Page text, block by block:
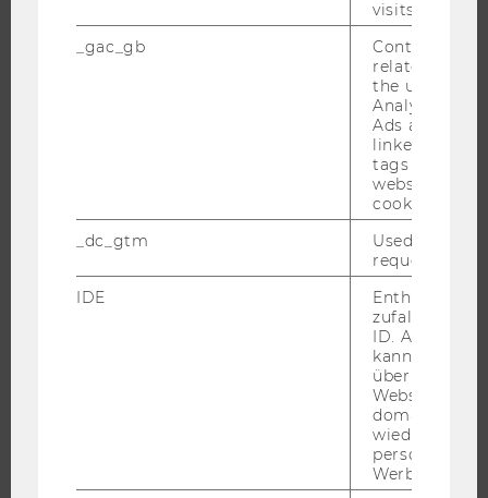
IMPACT DER FORSCHUNG
ORGANISATION DER FORSCHUNG
ÜBER DIE WU
WIRTSCHAFT UND GESELLSCHAFT
visits.
_gac_gb
Contains
related
the user. If
Analytics and
Ads accounts
linked, the
tags on the
website read
cookie.
_dc_gtm
Used to
request rate.
IDE
Enthält eine
ID. Anhand
kann Google
über
Websites
Werbung